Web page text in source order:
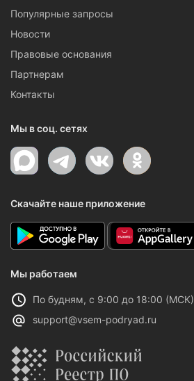
Популярные запросы
Новости
Правовые основания
Партнерам
Контакты
Мы в соц. сетях
Скачайте наше приложение
Мы работаем
По будням, с 9:00 до 18:00 (МСК)
support@vsem-podryad.ru